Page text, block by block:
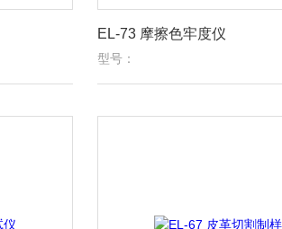
EL-73 摩擦色牢度仪
型号：